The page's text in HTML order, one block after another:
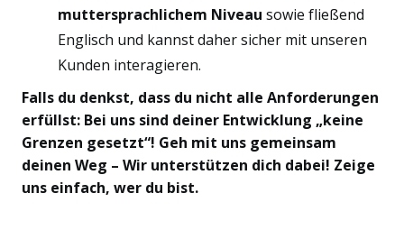
muttersprachlichem Niveau sowie fließend
Englisch und kannst daher sicher mit unseren
Kunden interagieren.
Falls du denkst, dass du nicht alle Anforderungen
erfüllst: Bei uns sind deiner Entwicklung „keine
Grenzen gesetzt“! Geh mit uns gemeinsam
deinen Weg – Wir unterstützen dich dabei! Zeige
uns einfach, wer du bist.